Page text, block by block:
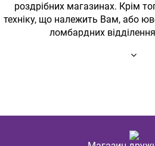
роздрібних магазинах. Крім
техніку, що належить Вам, або
ломбардних